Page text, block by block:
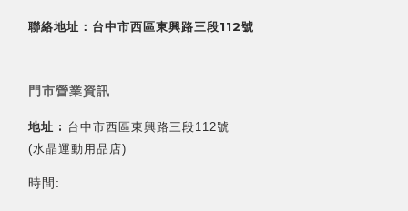
聯絡地址：台中市西區東興路三段112號
門市營業資訊
地址 : 台中市西區東興路三段112號
(水晶運動用品店)
時間: